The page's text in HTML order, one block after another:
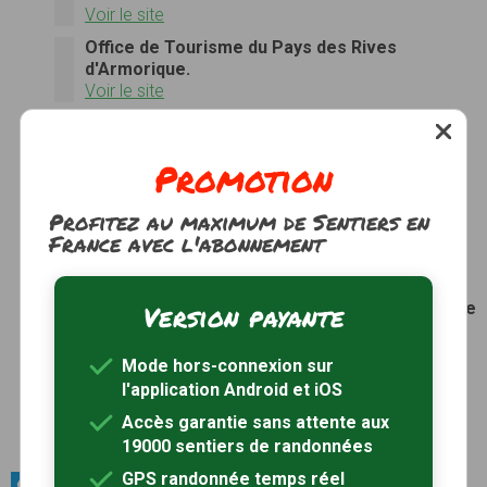
Voir le site
Office de Tourisme du Pays des Rives
d'Armorique.
Voir le site
Office de tourisme de Cléder
Voir le site
Office de Tourisme du Pays de Landivisiau
Roscoff, Baie des Sables, Enclos Paroissiaux
Voir le site
Office de Tourisme de Brest métropole océane
Voir le site
Office de tourisme de Ploudalmézeau
Voir le site
Office de Tourisme de l'Île-de-Batz
Voir le site
Promotion
Profitez au maximum de Sentiers en
France avec l'abonnement
Version payante
Mode hors-connexion sur
l'application Android et iOS
Accès garantie sans attente aux
19000 sentiers de randonnées
GPS randonnée temps réel